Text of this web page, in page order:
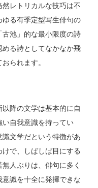
レトリカルな技巧は不
る有季定型写生俳句の
池」的な最小限度の詩
る詩としてなかなか飛
られます。
降の文学は基本的に自
自我意識を持ってい
文学だという特徴があ
で、しばしば目にする
人ぶりは、俳句に多く
識を十全に発揮できな